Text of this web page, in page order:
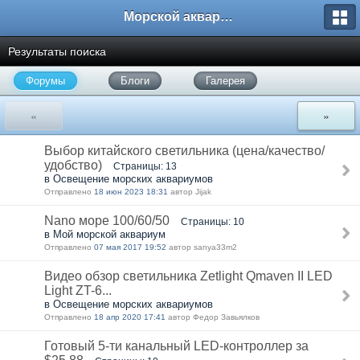
Морской аквариум. Форумы ReefCentral.ru
Результаты поиска
Форумы Блоги Галерея
« »
Выбор китайского светильника (цена/качество/
удобство)
Страницы: 13
в Освещение морских аквариумов
Отправлено 18 июн 2023 18:31 автор Jijak
Nano море 100/60/50 Страницы: 10
в Мой морской аквариум
Отправлено 07 мая 2017 19:52 автор sanya33m2
Видео обзор светильника Zetlight Qmaven II LED
Light ZT-6...
в Освещение морских аквариумов
Отправлено 18 апр 2020 17:41 автор Федор Завьялков
Готовый 5-ти канальный LED-контроллер за